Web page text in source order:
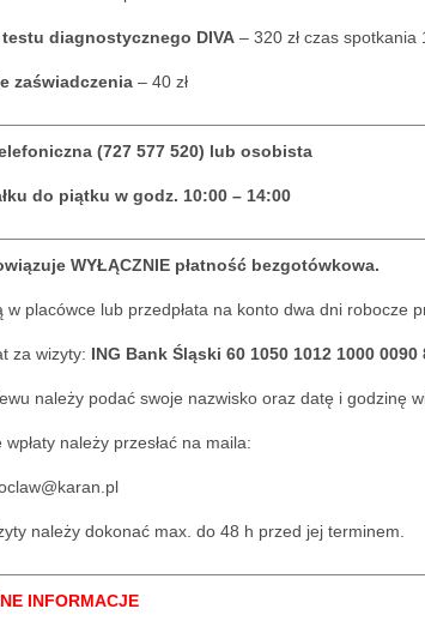
diagnostycznego DIVA – 320 zł czas spotkania
zaświadczenia – 40 zł
(727 577 520) lub osobista
do piątku w godz. 10:00 – 14:00
WYŁĄCZNIE płatność bezgotówkowa.
w placówce lub przedpłata na konto dwa dni robocze
za wizyty: ING Bank Śląski 60 1050 1012 1000 0090
należy podać swoje nazwisko oraz datę i godzinę
należy przesłać na maila:
należy dokonać max. do 48 h przed jej terminem.
INFORMACJE